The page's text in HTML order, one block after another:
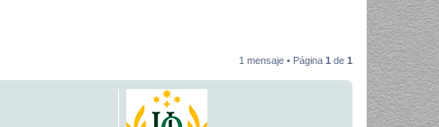
1 mensaje • Página 1 de 1